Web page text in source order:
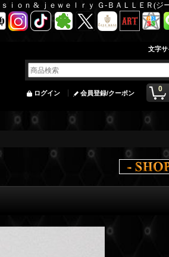
ｉｏｎ & ｊｅｗｅｌｒｙ Ｇ-ＢＡＬＬＥＲ(ジ
文字サ
0
ログイン 会員登録/クーポン